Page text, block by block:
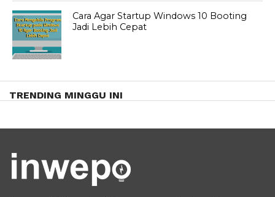
Cara Agar Startup Windows 10 Booting
Jadi Lebih Cepat
TRENDING MINGGU INI